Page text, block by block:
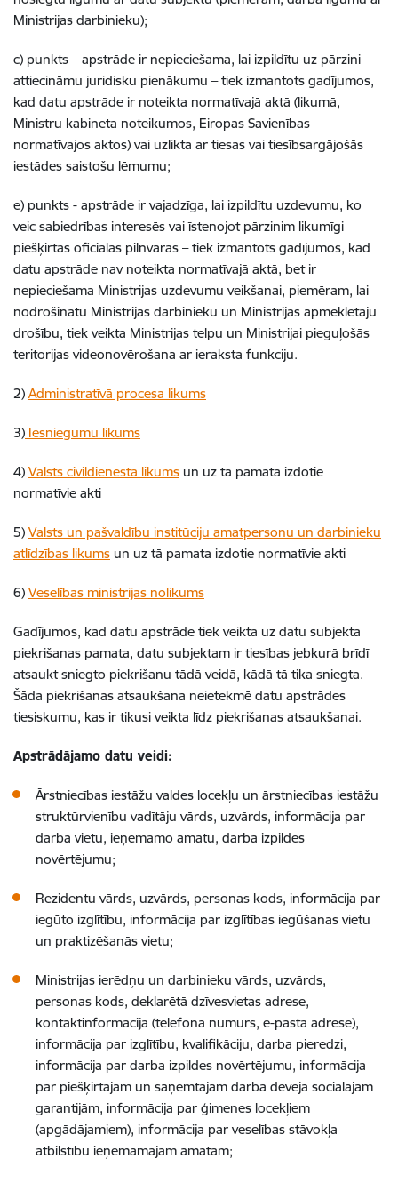
Ministrijas darbinieku);
c) punkts – apstrāde ir nepieciešama, lai izpildītu uz pārzini
attiecināmu juridisku pienākumu – tiek izmantots gadījumos,
kad datu apstrāde ir noteikta normatīvajā aktā (likumā,
Ministru kabineta noteikumos, Eiropas Savienības
normatīvajos aktos) vai uzlikta ar tiesas vai tiesībsargājošās
iestādes saistošu lēmumu;
e) punkts - apstrāde ir vajadzīga, lai izpildītu uzdevumu, ko
veic sabiedrības interesēs vai īstenojot pārzinim likumīgi
piešķirtās oficiālās pilnvaras – tiek izmantots gadījumos, kad
datu apstrāde nav noteikta normatīvajā aktā, bet ir
nepieciešama Ministrijas uzdevumu veikšanai, piemēram, lai
nodrošinātu Ministrijas darbinieku un Ministrijas apmeklētāju
drošību, tiek veikta Ministrijas telpu un Ministrijai pieguļošās
teritorijas videonovērošana ar ieraksta funkciju.
2) Administratīvā procesa likums
3) Iesniegumu likums
4) Valsts civildienesta likums un uz tā pamata izdotie
normatīvie akti
5) Valsts un pašvaldību institūciju amatpersonu un darbinieku
atlīdzības likums un uz tā pamata izdotie normatīvie akti
6) Veselības ministrijas nolikums
Gadījumos, kad datu apstrāde tiek veikta uz datu subjekta
piekrišanas pamata, datu subjektam ir tiesības jebkurā brīdī
atsaukt sniegto piekrišanu tādā veidā, kādā tā tika sniegta.
Šāda piekrišanas atsaukšana neietekmē datu apstrādes
tiesiskumu, kas ir tikusi veikta līdz piekrišanas atsaukšanai.
Apstrādājamo datu veidi:
Ārstniecības iestāžu valdes locekļu un ārstniecības iestāžu
struktūrvienību vadītāju vārds, uzvārds, informācija par
darba vietu, ieņemamo amatu, darba izpildes
novērtējumu;
Rezidentu vārds, uzvārds, personas kods, informācija par
iegūto izglītību, informācija par izglītības iegūšanas vietu
un praktizēšanās vietu;
Ministrijas ierēdņu un darbinieku vārds, uzvārds,
personas kods, deklarētā dzīvesvietas adrese,
kontaktinformācija (telefona numurs, e-pasta adrese),
informācija par izglītību, kvalifikāciju, darba pieredzi,
informācija par darba izpildes novērtējumu, informācija
par piešķirtajām un saņemtajām darba devēja sociālajām
garantijām, informācija par ģimenes locekļiem
(apgādājamiem), informācija par veselības stāvokļa
atbilstību ieņemamajam amatam;